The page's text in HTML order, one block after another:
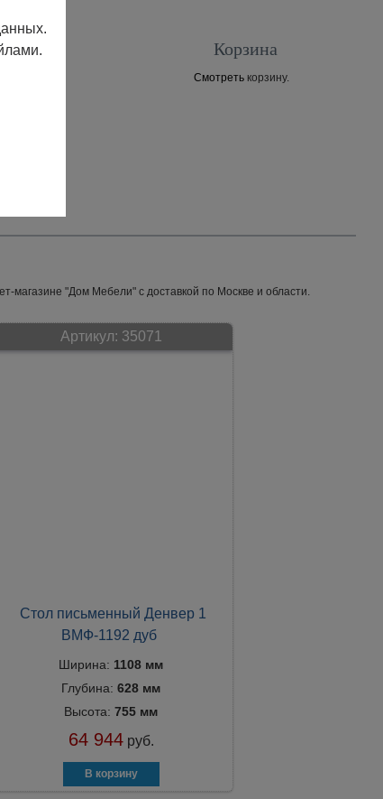
Корзина
Смотреть корзину.
магазине "Дом Мебели" с доставкой по Москве и области.
Артикул: 35071
Стол письменный Денвер 1
ВМФ-1192 дуб
Ширина: 1108 мм
Глубина: 628 мм
Высота: 755 мм
64 944 руб.